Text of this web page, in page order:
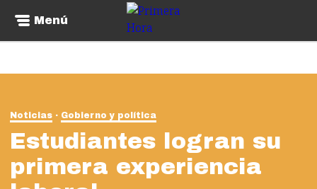
Menú
Noticias Gobierno y política
Estudiantes logran su
primera experiencia